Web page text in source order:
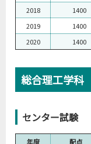
2018
1400
2019
1400
2020
1400
総合理工学科
センター試験
年度 配点